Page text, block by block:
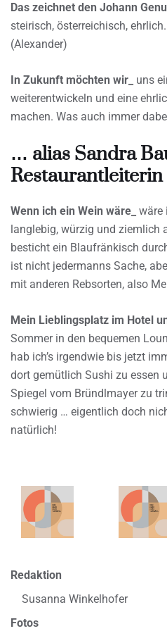
Das zeichnet den Johann
steirisch, österreichisch,
(Alexander)
In Zukunft möchten wir_
uns
weiterentwickeln und eine
machen. Was auch immer
… alias Sandra
Restaurantleiterin
Wenn ich ein Wein wäre_ wäre
langlebig, würzig und ziemlich
besticht ein Blaufränkisch
ist nicht jedermanns Sache,
mit anderen Rebsorten, also
Mein Lieblingsplatz im Hotel
Sommer in den bequemen
hab ich’s irgendwie bis jetzt
dort gemütlich Sushi zu essen
Spiegel vom Bründlmayer zu
schwierig … eigentlich doch
natürlich!
Redaktion
Susanna Winkelhofer
Fotos